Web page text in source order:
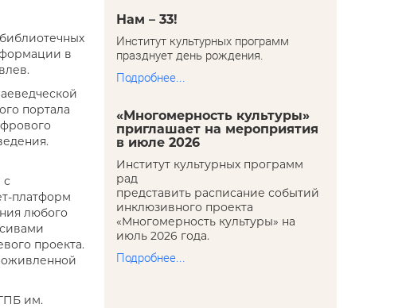
в
портала
с
платформ
любого
проекта.
оживленной
им.
Нам – 33!
Институт культурных программ
празднует день рождения.
Подробнее...
«Многомерность культуры»
приглашает на мероприятия
в июле 2026
Институт культурных программ
рад
представить расписание событий
инклюзивного проекта
«Многомерность культуры» на
июль 2026 года.
Подробнее...